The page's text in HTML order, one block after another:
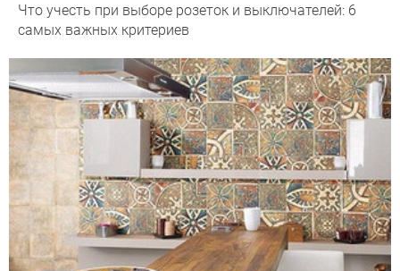
Что учесть при выборе розеток и выключателей: 6
самых важных критериев